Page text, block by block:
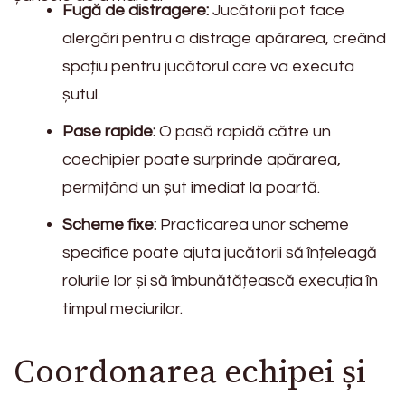
Fugă de distragere: Jucătorii pot face
alergări pentru a distrage apărarea, creând
spațiu pentru jucătorul care va executa
șutul.
Pase rapide: O pasă rapidă către un
coechipier poate surprinde apărarea,
permițând un șut imediat la poartă.
Scheme fixe: Practicarea unor scheme
specifice poate ajuta jucătorii să înțeleagă
rolurile lor și să îmbunătățească execuția în
timpul meciurilor.
Coordonarea echipei și